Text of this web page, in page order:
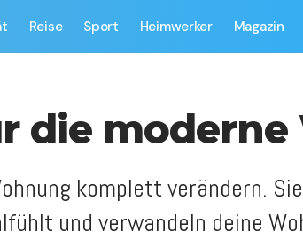
Reise Sport Heimwerker Magazin
die
komplett verändern.
und verwandeln deine